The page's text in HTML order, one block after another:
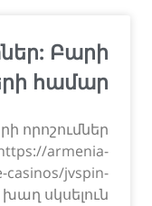
Բարի
համար
որոշումներ
armenia-
casinos/jvspin-
սկսելուն,...